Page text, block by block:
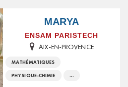
MARYA
ENSAM PARISTECH
AIX-EN-PROVENCE
MATHÉMATIQUES
PHYSIQUE-CHIMIE ...